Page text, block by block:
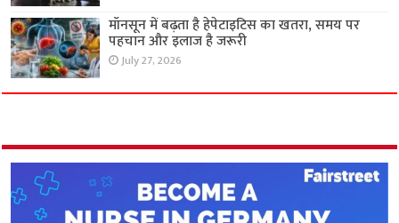
मॉनसून में बढ़ता है हेपेटाइटिस का खतरा, समय पर
पहचान और इलाज है जरूरी
July 27, 2026